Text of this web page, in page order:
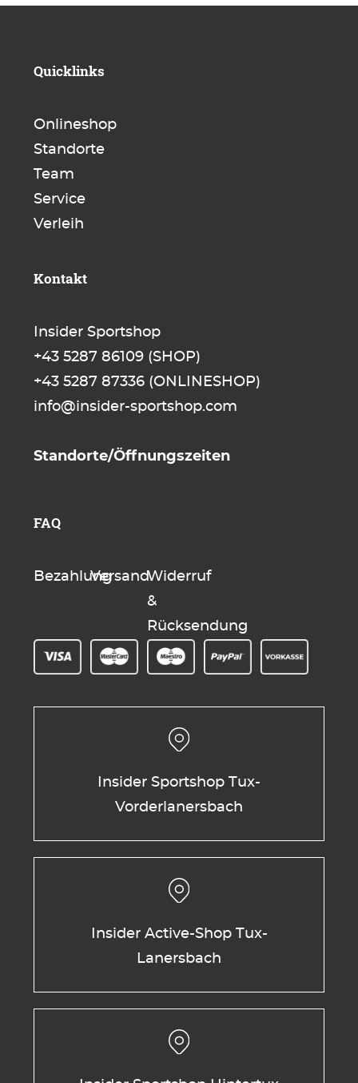
Quicklinks
Onlineshop
Standorte
Team
Service
Verleih
Kontakt
Insider Sportshop
+43 5287 86109 (SHOP)
+43 5287 87336 (ONLINESHOP)
info@insider-sportshop.com
Standorte/Öffnungszeiten
FAQ
BezahlungVersandWiderruf
&
Rücksendung
Insider Sportshop Tux-
Vorderlanersbach
Insider Active-Shop Tux-
Lanersbach